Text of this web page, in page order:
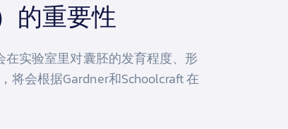
的重要性
实验室里对囊胚的发育程度、形
将会根据Gardner和Schoolcraft 在